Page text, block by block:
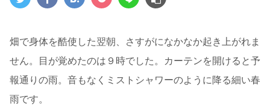
畑で身体を酷使した翌朝、さすがになかなか起き上がれま
せん。目が覚めたのは９時でした。カーテンを開けると予
報通りの雨。音もなくミストシャワーのように降る細い春
雨です。